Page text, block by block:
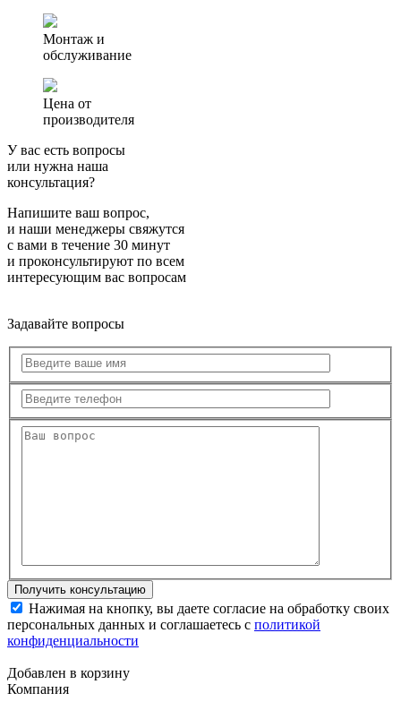
Монтаж и
обслуживание
Цена от
производителя
У вас есть вопросы
или нужна наша
консультация?
Напишите ваш вопрос,
и наши менеджеры свяжутся
с вами в течение 30 минут
и проконсультируют по всем
интересующим вас вопросам
Задавайте вопросы
Нажимая на кнопку, вы даете согласие на обработку своих
персональных данных и соглашаетесь с политикой
конфиденциальности
Добавлен в корзину
Компания